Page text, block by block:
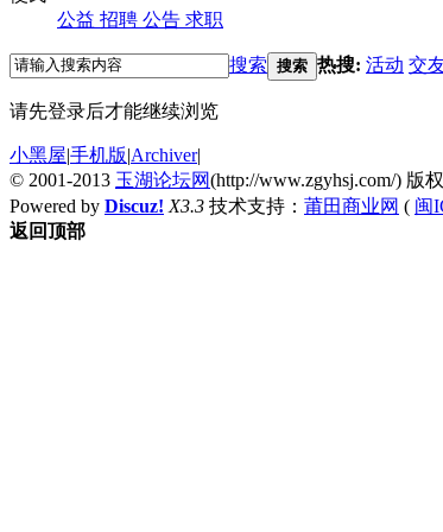
公益 招聘 公告 求职
搜索 搜索 热搜: 活动 交
请先登录后才能继续浏览
小黑屋|手机版|Archiver|
© 2001-2013 玉湖论坛网(http://www.zgyhsj.com/) 版
Powered by Discuz! X3.3 技术支持： 莆田商业网 ( 闽
返回顶部